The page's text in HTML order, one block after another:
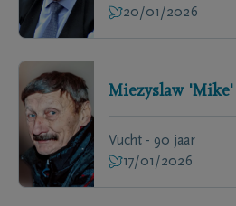
20/01/2026
Miezyslaw 'Mike'
Vucht - 90 jaar
17/01/2026